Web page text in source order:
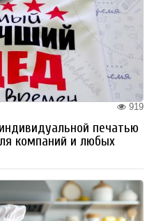
919
печатью
компаний и любых